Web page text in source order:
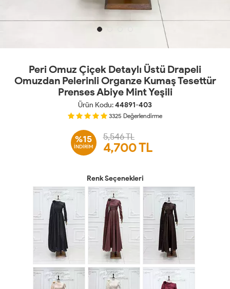
Peri Omuz Çiçek Detaylı Üstü Drapeli
Omuzdan Pelerinli Organze Kumaş Tesettür
Prenses Abiye Mint Yeşili
Ürün Kodu:44891-403
3325 Değerlendirme
%15
İNDİRİM
5,546 TL
4,700TL
Renk Seçenekleri